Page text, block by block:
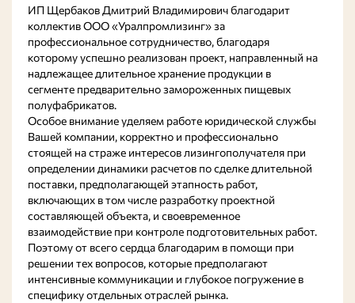
ИП Щербаков Дмитрий Владимирович благодарит
коллектив ООО «Уралпромлизинг» за
профессиональное сотрудничество, благодаря
которому успешно реализован проект, направленный на
надлежащее длительное хранение продукции в
сегменте предварительно замороженных пищевых
полуфабрикатов.
Особое внимание уделяем работе юридической службы
Вашей компании, корректно и профессионально
стоящей на страже интересов лизингополучателя при
определении динамики расчетов по сделке длительной
поставки, предполагающей этапность работ,
включающих в том числе разработку проектной
составляющей объекта, и своевременное
взаимодействие при контроле подготовительных работ.
Поэтому от всего сердца благодарим в помощи при
решении тех вопросов, которые предполагают
интенсивные коммуникации и глубокое погружение в
специфику отдельных отраслей рынка.